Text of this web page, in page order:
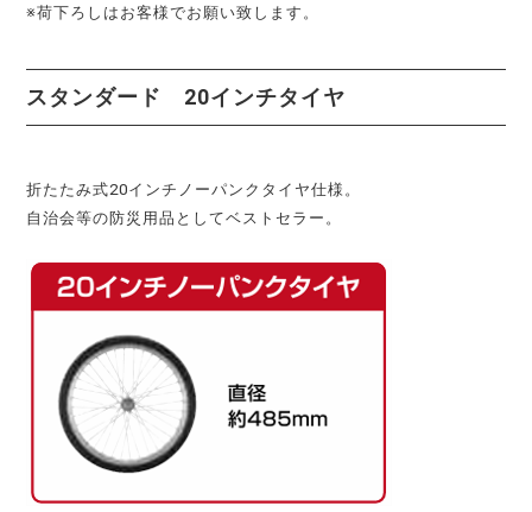
※荷下ろしはお客様でお願い致します。
スタンダード 20インチタイヤ
折たたみ式20インチノーパンクタイヤ仕様。
自治会等の防災用品としてベストセラー。